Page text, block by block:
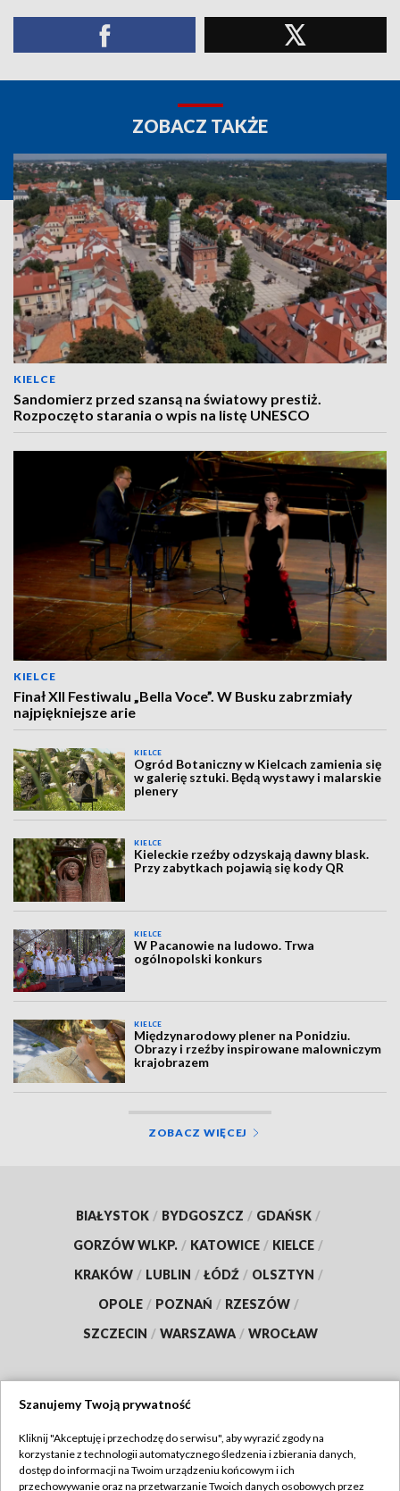
ZOBACZ TAKŻE
KIELCE
Sandomierz przed szansą na światowy prestiż.
Rozpoczęto starania o wpis na listę UNESCO
KIELCE
Finał XII Festiwalu „Bella Voce”. W Busku zabrzmiały
najpiękniejsze arie
KIELCE
Ogród Botaniczny w Kielcach zamienia się
w galerię sztuki. Będą wystawy i malarskie
plenery
KIELCE
Kieleckie rzeźby odzyskają dawny blask.
Przy zabytkach pojawią się kody QR
KIELCE
W Pacanowie na ludowo. Trwa
ogólnopolski konkurs
KIELCE
Międzynarodowy plener na Ponidziu.
Obrazy i rzeźby inspirowane malowniczym
krajobrazem
ZOBACZ WIĘCEJ
BIAŁYSTOK / BYDGOSZCZ / GDAŃSK /
GORZÓW WLKP. / KATOWICE / KIELCE /
KRAKÓW / LUBLIN / ŁÓDŹ / OLSZTYN /
OPOLE / POZNAŃ / RZESZÓW /
SZCZECIN / WARSZAWA / WROCŁAW
TVP
Abonament TVP
Szanujemy Twoją prywatność
Kliknij "Akceptuję i przechodzę do serwisu", aby wyrazić zgody na
korzystanie z technologii automatycznego śledzenia i zbierania danych,
dostęp do informacji na Twoim urządzeniu końcowym i ich
przechowywanie oraz na przetwarzanie Twoich danych osobowych przez